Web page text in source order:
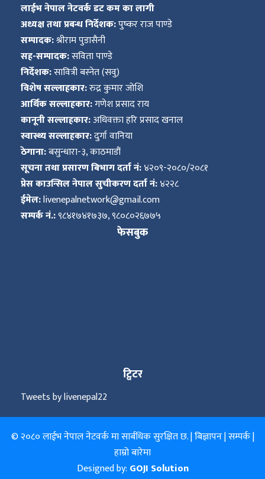
लाईभ नेपाल नेटवर्क डट कम का लागी
अध्यक्ष तथा प्रबन्ध निर्देशक:पुष्कर राज पाण्डे
सम्पादक:श्रीराम पुडासैनी
सह-सम्पादक:सविता पाण्डे
निर्देशक:सावित्री बस्नेत (सवु)
विशेष सल्लाहकार:रुद्र कुमार जोशि
आर्थिक सल्लाहकार:गणेश प्रसाद राय
कानूनी सल्लाहकार:अधिवक्ता हरि प्रसाद खनाल
स्वास्थ्य सल्लाहकार:दुर्गा वानिया
ठेगाना:बसुन्धारा-३, काठमाडौं
सूचना तथा प्रसारण बिभाग दर्ता नं:४२०९-२०८०/२०८१
प्रेस काउन्सिल नेपाल सुचीकरण दर्ता नं:४२२८
ईमेल:livenepalnetwork@gmail.com
सम्पर्क नं.:९८४१७४१७३७, ९८०८०२६७७५
फेसबुक
ट्विटर
Tweets by livenepal22
© २०८० लाईभ नेपाल नेटवर्क मा सार्बधिक सुरक्षित छ. |बिज्ञापन|सम्पर्क|
हाम्रो बारेमा
Designed by: GOJI Solution